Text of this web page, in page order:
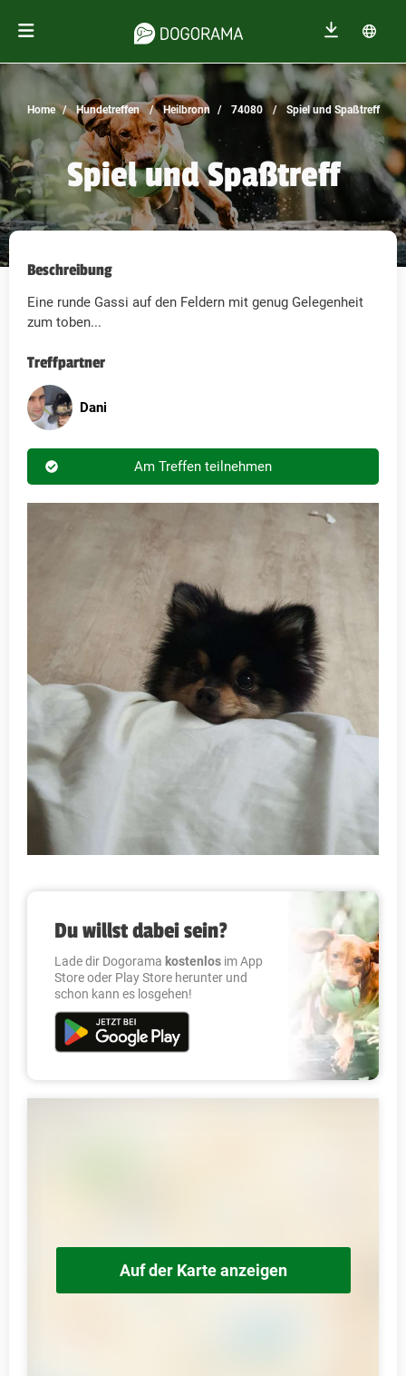
Home Hundetreffen Heilbronn 74080 Spiel und Spaßtreff
Spiel und Spaßtreff
Beschreibung
Eine runde Gassi auf den Feldern mit genug Gelegenheit
zum toben...
Treffpartner
Dani
Am Treffen teilnehmen
Du willst dabei sein?
Lade dir Dogorama kostenlos im App
Store oder Play Store herunter und
schon kann es losgehen!
Auf der Karte anzeigen